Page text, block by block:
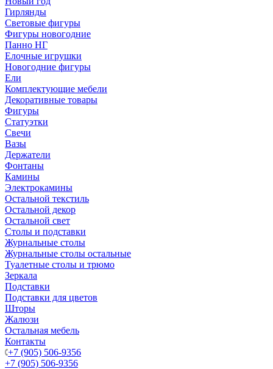
Гирлянды
Световые фигуры
Фигуры новогодние
Панно НГ
Елочные игрушки
Новогодние фигуры
Ели
Комплектующие мебели
Декоративные товары
Фигуры
Статуэтки
Свечи
Вазы
Держатели
Фонтаны
Камины
Электрокамины
Остальной текстиль
Остальной декор
Остальной свет
Столы и подставки
Журнальные столы
Журнальные столы остальные
Туалетные столы и трюмо
Зеркала
Подставки
Подставки для цветов
Шторы
Жалюзи
Остальная мебель
Контакты
+7 (905) 506-9356
+7 (905) 506-9356